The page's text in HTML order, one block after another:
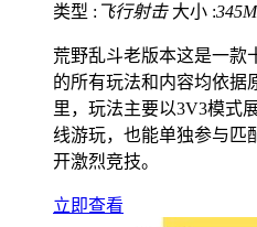
类型 : 飞行射击 大小 :
荒野乱斗老版本这是一款
的所有玩法和内容均依据
里，玩法主要以3V3模式
线游玩，也能单独参与匹
开激烈竞技。
立即查看